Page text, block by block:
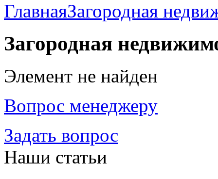
ГлавнаяЗагородная
Загородная
Элемент не найден
Вопрос менеджеру
Задать вопрос
Наши статьи